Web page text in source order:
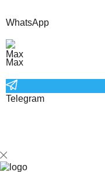
WhatsApp
Max
Telegram